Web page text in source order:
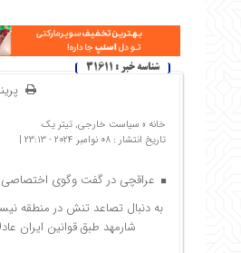
شناسه خبر : 31611
خانه » سیاست خارجی, تیتر یک
تاریخ انتشار : 08 نوامبر 2024 - 23:13 |
عراقچی در گفت وگوی اختصاصی
به دنبال تصاعد تنش در منطقه
شارمهد طبق قوانین ایران